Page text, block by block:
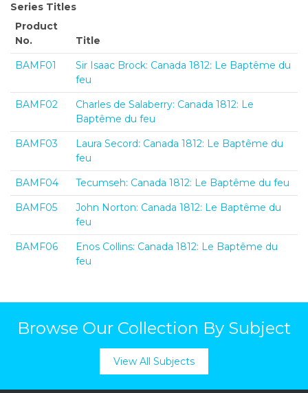
Series Titles
Product
No.
Title
BAMF01
Sir Isaac Brock: Canada 1812: Le Baptême du
feu
BAMF02
Charles de Salaberry: Canada 1812: Le
Baptême du feu
BAMF03
Laura Secord: Canada 1812: Le Baptême du
feu
BAMF04
Tecumseh: Canada 1812: Le Baptême du feu
BAMF05
John Norton: Canada 1812: Le Baptême du
feu
BAMF06
Enos Collins: Canada 1812: Le Baptême du
feu
Browse Our Collection By Subject
View All Subjects